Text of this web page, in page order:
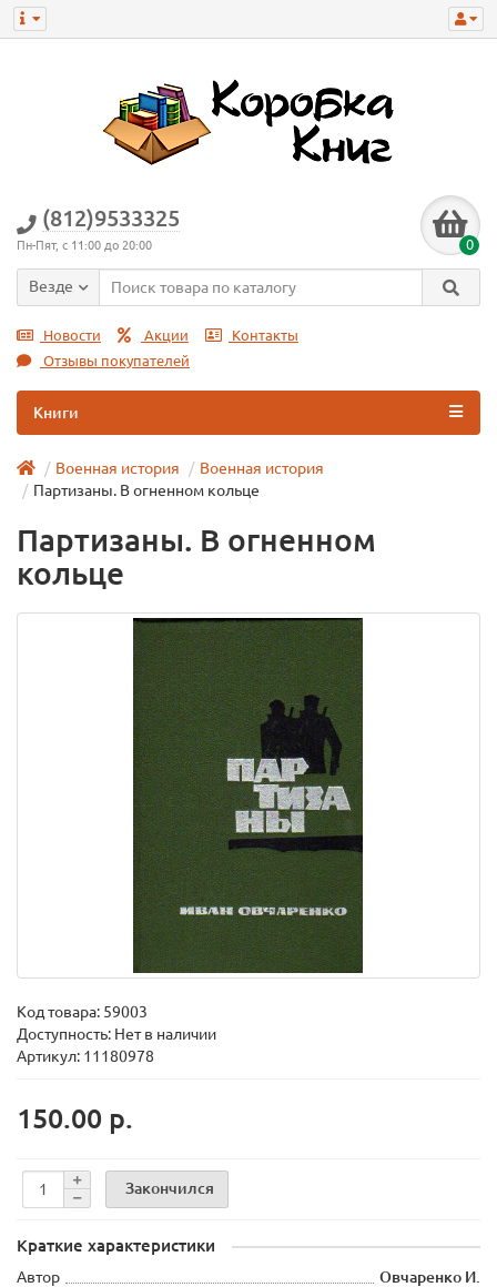
(812)9533325
Пн-Пят, с 11:00 до 20:00 0
Везде
Новости Акции
Контакты
Отзывы покупателей
Книги
Военная история
Военная истoрия
Партизаны. В огненном кольце
Партизаны. В огненном
кольце
Код товара: 59003
Доступность: Нет в наличии
Артикул: 11180978
150.00 р.
Закончился
Краткие характеристики
Автор
Овчаренко И.